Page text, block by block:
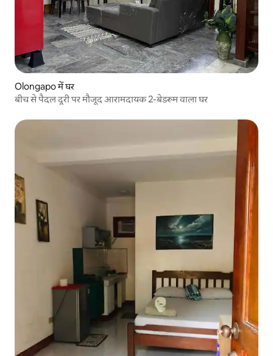
Olongapo में घर
बीच से पैदल दूरी पर मौजूद आरामदायक 2-बेडरूम वाला घर